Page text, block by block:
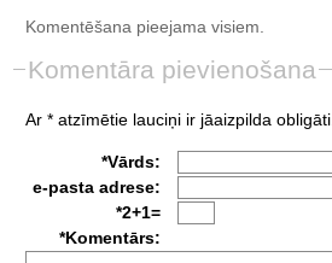
Komentēšana pieejama visiem.
Komentāra pievienošana
Ar * atzīmētie lauciņi ir jāaizpilda obligāti.
*Vārds:
e-pasta adrese:
*2+1=
*Komentārs: